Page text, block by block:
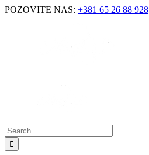
POZOVITE NAS: +381 65 26 88 928